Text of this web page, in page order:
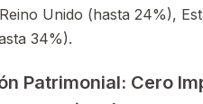
Unido (hasta 24%),
34%).
Patrimonial: Cero